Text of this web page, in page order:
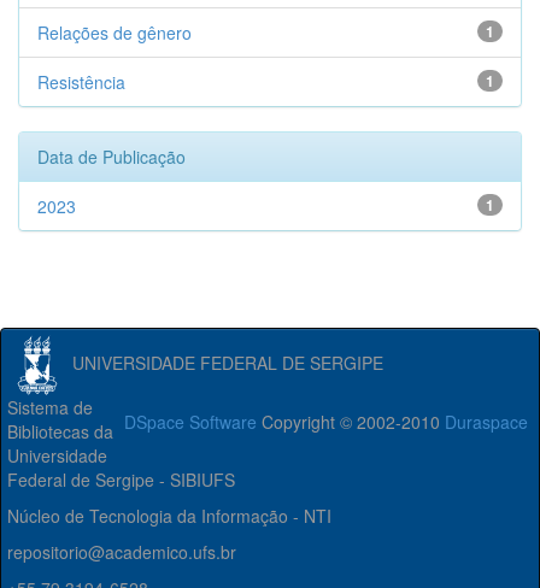
1
Relações de gênero
1
Resistência
Data de Publicação
1
2023
UNIVERSIDADE FEDERAL DE SERGIPE
DSpace Software Copyright © 2002-2010 Duraspace
Sistema de
Bibliotecas da
Universidade
Federal de Sergipe - SIBIUFS
Núcleo de Tecnologia da Informação - NTI
repositorio@academico.ufs.br